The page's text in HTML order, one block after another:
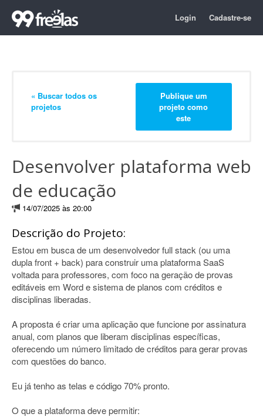
Login Cadastre-se
« Buscar todos os
projetos
Publique um
projeto como
este
Desenvolver plataforma web
de educação
14/07/2025 às 20:00
Descrição do Projeto:
Estou em busca de um desenvolvedor full stack (ou uma
dupla front + back) para construir uma plataforma SaaS
voltada para professores, com foco na geração de provas
editáveis em Word e sistema de planos com créditos e
disciplinas liberadas.
A proposta é criar uma aplicação que funcione por assinatura
anual, com planos que liberam disciplinas específicas,
oferecendo um número limitado de créditos para gerar provas
com questões do banco.
Eu já tenho as telas e código 70% pronto.
O que a plataforma deve permitir: